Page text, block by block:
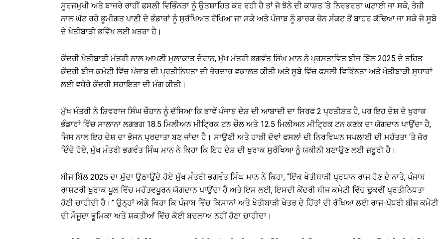
ਸੂਰਜਮੁਖੀ ਅਤੇ ਬਾਜਰੇ ਰਾਹੀਂ ਫਸਲੀ ਵਿਭਿੰਨਤਾ ਨੂੰ ਉਤਸ਼ਾਹਿਤ ਕਰ ਰਹੀ ਹੈ ਤਾਂ ਜੋ ਝੋਨੇ ਦੀ ਕਾਸ਼ਤ ‘ਤੇ ਨਿਰਭਰਤਾ ਘਟਾਈ ਜਾ ਸਕੇ, ਤੇਜ਼ੀ
ਨਾਲ ਘੱਟ ਰਹੇ ਭੂਮੀਗਤ ਪਾਣੀ ਦੇ ਭੰਡਾਰਾਂ ਨੂੰ ਸੁਰੱਖਿਅਤ ਰੱਖਿਆ ਜਾ ਸਕੇ ਅਤੇ ਪੰਜਾਬ ਨੂੰ ਡਾਰਕ ਜ਼ੋਨ ਸੰਕਟ ਤੋਂ ਬਾਹਰ ਕੱਢਿਆ ਜਾ ਸਕੇ ਜੋ ਸੂਬੇ
ਦੇ ਖੇਤੀਬਾੜੀ ਭਵਿੱਖ ਲਈ ਖ਼ਤਰਾ ਹੈ।
ਕੇਂਦਰੀ ਖੇਤੀਬਾੜੀ ਮੰਤਰੀ ਨਾਲ ਆਪਣੀ ਮੁਲਾਕਾਤ ਦੌਰਾਨ, ਮੁੱਖ ਮੰਤਰੀ ਭਗਵੰਤ ਸਿੰਘ ਮਾਨ ਨੇ ਪ੍ਰਸਤਾਵਿਤ ਬੀਜ ਬਿੱਲ 2025 ਦੇ ਤਹਿਤ
ਕੇਂਦਰੀ ਬੀਜ ਕਮੇਟੀ ਵਿੱਚ ਪੰਜਾਬ ਦੀ ਪ੍ਰਤੀਨਿਧਤਾ ਦੀ ਜ਼ੋਰਦਾਰ ਵਕਾਲਤ ਕੀਤੀ ਅਤੇ ਸੂਬੇ ਵਿੱਚ ਫਸਲੀ ਵਿਭਿੰਨਤਾ ਅਤੇ ਖੇਤੀਬਾੜੀ ਸੁਧਾਰਾਂ
ਲਈ ਵਧੇਰੇ ਕੇਂਦਰੀ ਸਹਾਇਤਾ ਦੀ ਮੰਗ ਕੀਤੀ।
ਮੁੱਖ ਮੰਤਰੀ ਨੇ ਸ਼ਿਵਰਾਜ ਸਿੰਘ ਚੌਹਾਨ ਨੂੰ ਦੱਸਿਆ ਕਿ ਭਾਵੇਂ ਪੰਜਾਬ ਦੇਸ਼ ਦੀ ਆਬਾਦੀ ਦਾ ਸਿਰਫ 2 ਪ੍ਰਤੀਸ਼ਤ ਹੈ, ਪਰ ਇਹ ਦੇਸ਼ ਦੇ ਖੁਰਾਕ
ਭੰਡਾਰਾਂ ਵਿੱਚ ਸਾਲਾਨਾ ਲਗਭਗ 18.5 ਮਿਲੀਅਨ ਮੀਟ੍ਰਿਕ ਟਨ ਚੌਲ ਅਤੇ 12.5 ਮਿਲੀਅਨ ਮੀਟ੍ਰਿਕ ਟਨ ਕਣਕ ਦਾ ਯੋਗਦਾਨ ਪਾਉਂਦਾ ਹੈ,
ਜਿਸ ਨਾਲ ਇਹ ਦੇਸ਼ ਦਾ ਭੋਜਨ ਪ੍ਰਦਾਤਾ ਬਣ ਜਾਂਦਾ ਹੈ। ਸਾਉਣੀ ਅਤੇ ਹਾੜੀ ਦੋਵਾਂ ਫਸਲਾਂ ਦੀ ਨਿਰਵਿਘਨ ਸਪਲਾਈ ਦੀ ਮਹੱਤਤਾ ‘ਤੇ ਜ਼ੋਰ
ਦਿੰਦੇ ਹੋਏ, ਮੁੱਖ ਮੰਤਰੀ ਭਗਵੰਤ ਸਿੰਘ ਮਾਨ ਨੇ ਕਿਹਾ ਕਿ ਇਹ ਦੇਸ਼ ਦੀ ਖੁਰਾਕ ਸੁਰੱਖਿਆ ਨੂੰ ਯਕੀਨੀ ਬਣਾਉਣ ਲਈ ਜ਼ਰੂਰੀ ਹੈ।
ਬੀਜ ਬਿੱਲ 2025 ਦਾ ਮੁੱਦਾ ਉਠਾਉਂਦੇ ਹੋਏ ਮੁੱਖ ਮੰਤਰੀ ਭਗਵੰਤ ਸਿੰਘ ਮਾਨ ਨੇ ਕਿਹਾ, “ਇੱਕ ਖੇਤੀਬਾੜੀ ਪ੍ਰਧਾਨ ਰਾਜ ਹੋਣ ਦੇ ਨਾਤੇ, ਪੰਜਾਬ
ਰਾਸ਼ਟਰੀ ਖੁਰਾਕ ਪੂਲ ਵਿੱਚ ਮਹੱਤਵਪੂਰਨ ਯੋਗਦਾਨ ਪਾਉਂਦਾ ਹੈ ਅਤੇ ਇਸ ਲਈ, ਇਸਦੀ ਕੇਂਦਰੀ ਬੀਜ ਕਮੇਟੀ ਵਿੱਚ ਢੁਕਵੀਂ ਪ੍ਰਤੀਨਿਧਤਾ
ਹੋਣੀ ਚਾਹੀਦੀ ਹੈ।” ਉਨ੍ਹਾਂ ਅੱਗੇ ਕਿਹਾ ਕਿ ਪੰਜਾਬ ਵਿੱਚ ਕਿਸਾਨਾਂ ਅਤੇ ਖੇਤੀਬਾੜੀ ਖੇਤਰ ਦੇ ਹਿੱਤਾਂ ਦੀ ਰੱਖਿਆ ਲਈ ਰਾਜ-ਪੱਧਰੀ ਬੀਜ ਕਮੇਟੀ
ਦੀ ਮੌਜੂਦਾ ਭੂਮਿਕਾ ਅਤੇ ਸ਼ਕਤੀਆਂ ਵਿੱਚ ਕੋਈ ਬਦਲਾਅ ਨਹੀਂ ਹੋਣਾ ਚਾਹੀਦਾ।